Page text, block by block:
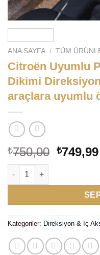
ANA SAYFA / TÜM
Citroën Uyumlu
Dikimi Direksiyon
araçlara uyumlu
₺750,00 Orijinal
₺749,99
Citroën Uyumlu Premium
Kategoriler: Direksiyon & İç